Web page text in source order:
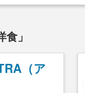
」
（ア